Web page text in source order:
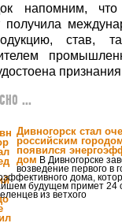
напомним,
получила
став,
...
Дивногорск стал
российским
появился
дом В Дивногорске
возведение первого в
дома,
будущем примет 24
из ветхого